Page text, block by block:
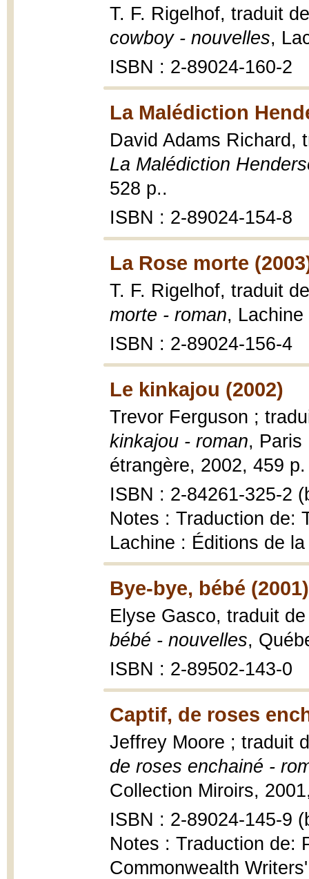
T. F. Rigelhof, traduit
cowboy - nouvelles,
ISBN : 2-89024-160-2
La Malédiction
David Adams Richard,
La Malédiction
528 p..
ISBN : 2-89024-154-8
La Rose morte
T. F. Rigelhof, traduit
morte - roman,
ISBN : 2-89024-156-4
Le kinkajou (2002)
Trevor Ferguson ;
kinkajou - roman, Paris
étrangère, 2002, 459
ISBN : 2-84261-325-2
Notes : Traduction de:
Lachine : Éditions de
Bye-bye, bébé (2001)
Elyse Gasco, traduit
bébé - nouvelles,
ISBN : 2-89502-143-0
Captif, de roses
Jeffrey Moore ; traduit
de roses enchainé -
Collection Miroirs,
ISBN : 2-89024-145-9
Notes : Traduction de:
Commonwealth